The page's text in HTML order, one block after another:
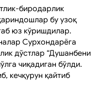
биродарлик
бу узоқ
юз кўришдилар.
Сурхондарёга
дўстлар “Душанбени
чиқадиган бўлди.
кечқурун қайтиб